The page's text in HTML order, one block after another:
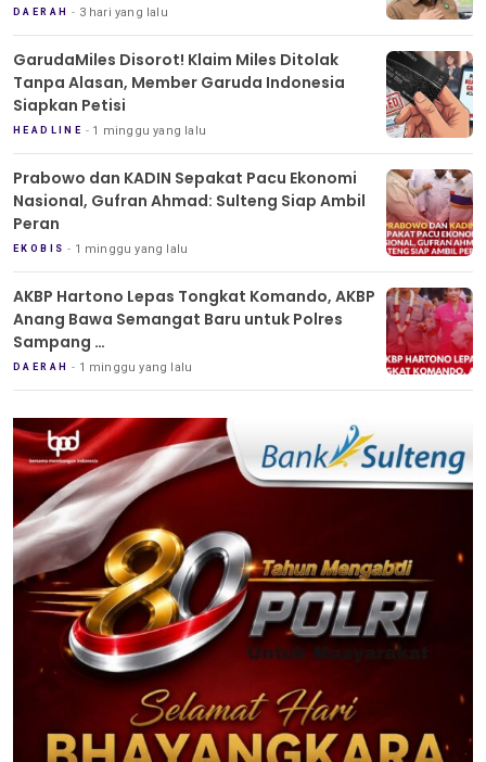
DAERAH 3 hari yang lalu
GarudaMiles Disorot! Klaim Miles Ditolak
Tanpa Alasan, Member Garuda Indonesia
Siapkan Petisi
HEADLINE 1 minggu yang lalu
Prabowo dan KADIN Sepakat Pacu Ekonomi
Nasional, Gufran Ahmad: Sulteng Siap Ambil
Peran
EKOBIS 1 minggu yang lalu
AKBP Hartono Lepas Tongkat Komando, AKBP
Anang Bawa Semangat Baru untuk Polres
Sampang
Tradisi Pedang Pora Iringi Sertijab Kapolres
Sampang
DAERAH 1 minggu yang lalu